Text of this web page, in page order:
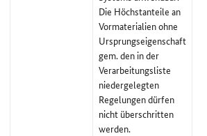
Die Höchstanteile an
Vormaterialien ohne
Ursprungseigenschaft
gem. den in der
Verarbeitungsliste
niedergelegten
Regelungen dürfen
nicht überschritten
werden.